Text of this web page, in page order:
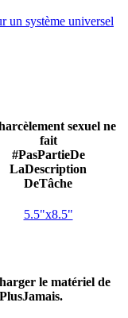
un système universel
sexuel ne
fait
#PasPartieDe
LaDescription
DeTâche
5.5"x8.5"
le matériel de